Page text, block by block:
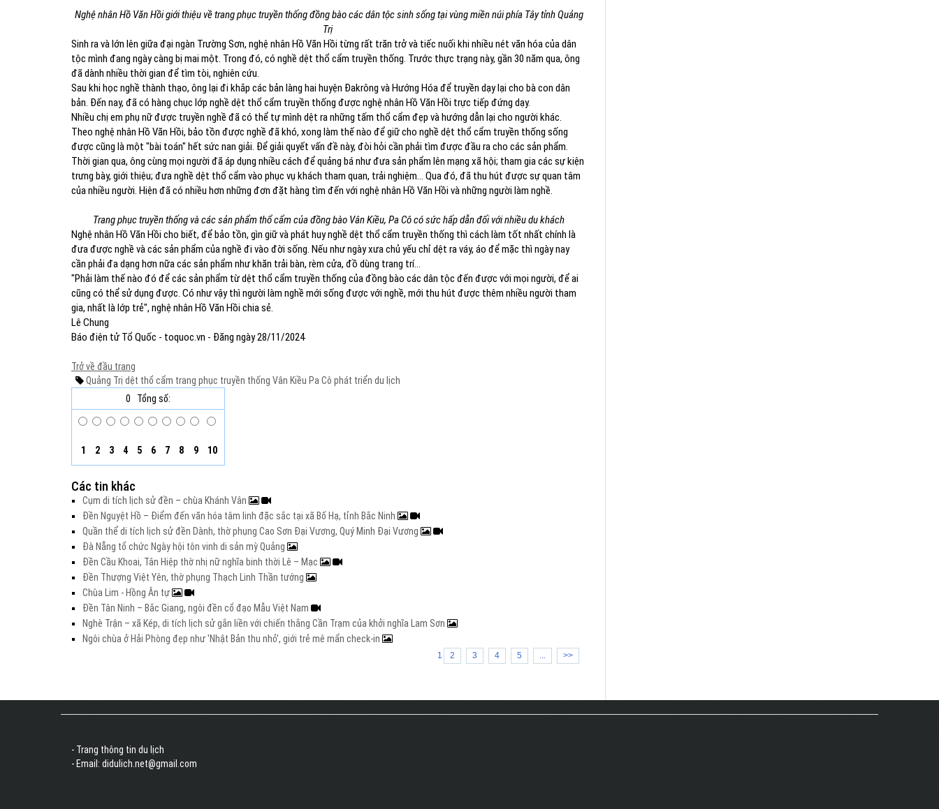
Nghệ nhân Hồ Văn Hồi giới thiệu về trang phục truyền thống đồng bào các dân tộc sinh sống tại vùng miền núi phía Tây tỉnh Quảng
Trị
Sinh ra và lớn lên giữa đại ngàn Trường Sơn, nghệ nhân Hồ Văn Hồi từng rất trăn trở và tiếc nuối khi nhiều nét văn hóa của dân
tộc mình đang ngày càng bị mai một. Trong đó, có nghề dệt thổ cẩm truyền thống. Trước thực trạng này, gần 30 năm qua, ông
đã dành nhiều thời gian để tìm tòi, nghiên cứu.
Sau khi học nghề thành thạo, ông lại đi khắp các bản làng hai huyện Đakrông và Hướng Hóa để truyền dạy lại cho bà con dân
bản. Đến nay, đã có hàng chục lớp nghề dệt thổ cẩm truyền thống được nghệ nhân Hồ Văn Hồi trực tiếp đứng dạy.
Nhiều chị em phụ nữ được truyền nghề đã có thể tự mình dệt ra những tấm thổ cẩm đẹp và hướng dẫn lại cho người khác.
Theo nghệ nhân Hồ Văn Hồi, bảo tồn được nghề đã khó, xong làm thế nào để giữ cho nghề dệt thổ cẩm truyền thống sống
được cũng là một "bài toán" hết sức nan giải. Để giải quyết vấn đề này, đòi hỏi cần phải tìm được đầu ra cho các sản phẩm.
Thời gian qua, ông cùng mọi người đã áp dụng nhiều cách để quảng bá như đưa sản phẩm lên mạng xã hội; tham gia các sự kiện
trưng bày, giới thiệu; đưa nghề dệt thổ cẩm vào phục vụ khách tham quan, trải nghiệm… Qua đó, đã thu hút được sự quan tâm
của nhiều người. Hiện đã có nhiều hơn những đơn đặt hàng tìm đến với nghệ nhân Hồ Văn Hồi và những người làm nghề.
Trang phục truyền thống và các sản phẩm thổ cẩm của đồng bào Vân Kiều, Pa Cô có sức hấp dẫn đối với nhiều du khách
Nghệ nhân Hồ Văn Hồi cho biết, để bảo tồn, gìn giữ và phát huy nghề dệt thổ cẩm truyền thống thì cách làm tốt nhất chính là
đưa được nghề và các sản phẩm của nghề đi vào đời sống. Nếu như ngày xưa chủ yếu chỉ dệt ra váy, áo để mặc thì ngày nay
cần phải đa dạng hơn nữa các sản phẩm như khăn trải bàn, rèm cửa, đồ dùng trang trí…
"Phải làm thế nào đó để các sản phẩm từ dệt thổ cẩm truyền thống của đồng bào các dân tộc đến được với mọi người, để ai
cũng có thể sử dụng được. Có như vậy thì người làm nghề mới sống được với nghề, mới thu hút được thêm nhiều người tham
gia, nhất là lớp trẻ", nghệ nhân Hồ Văn Hồi chia sẻ.
Lê Chung
Báo điện tử Tổ Quốc - toquoc.vn - Đăng ngày 28/11/2024
Trở về đầu trang
Quảng Trị dệt thổ cẩm trang phục truyền thống Vân Kiều Pa Cô phát triển du lịch
0
Tổng số:
1 2 3 4 5 6 7 8 9 10
Các tin khác
Cụm di tích lịch sử đền – chùa Khánh Vân
Đền Nguyệt Hồ – Điểm đến văn hóa tâm linh đặc sắc tại xã Bố Hạ, tỉnh Bắc Ninh
Quần thể di tích lịch sử đền Dành, thờ phụng Cao Sơn Đại Vương, Quý Minh Đại Vương
Đà Nẵng tổ chức Ngày hội tôn vinh di sản mỳ Quảng
Đền Cầu Khoai, Tân Hiệp thờ nhị nữ nghĩa binh thời Lê – Mạc
Đền Thượng Việt Yên, thờ phụng Thạch Linh Thần tướng
Chùa Lim - Hồng Ân tự
Đền Tân Ninh – Bắc Giang, ngôi đền cổ đạo Mẫu Việt Nam
Nghè Trận – xã Kép, di tích lịch sử gắn liền với chiến thắng Cần Trạm của khởi nghĩa Lam Sơn
Ngôi chùa ở Hải Phòng đẹp như 'Nhật Bản thu nhỏ', giới trẻ mê mẩn check-in
1 2 3 4 5 ... >>
- Trang thông tin du lịch
- Email: didulich.net@gmail.com